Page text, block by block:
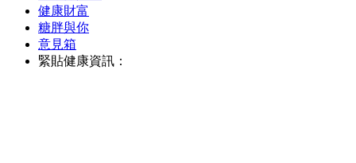
健康財富
糖胖與你
意見箱
緊貼健康資訊：